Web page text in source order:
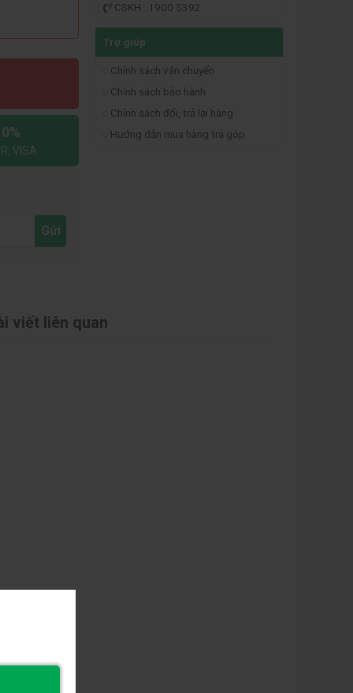
CSKH : 1900 5392
Trợ giúp
Chính sách vận chuyển
Chính sách bảo hành
Chính sách đổi, trả lại hàng
Hướng dẫn mua hàng trả góp
VISA
Gửi
viết liên quan